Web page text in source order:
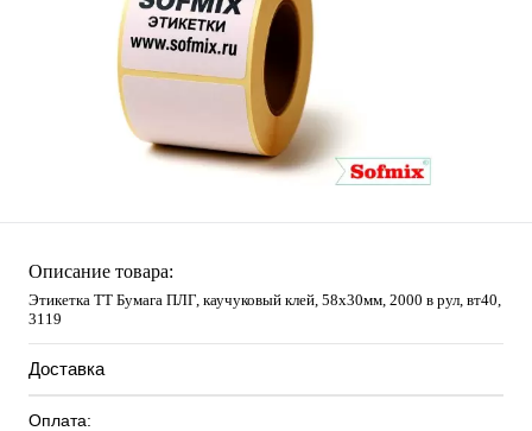
Описание товара:
Этикетка ТТ Бумага ПЛГ, каучуковый клей, 58х30мм, 2000 в рул, вт40,
3119
Доставка
Оплата: